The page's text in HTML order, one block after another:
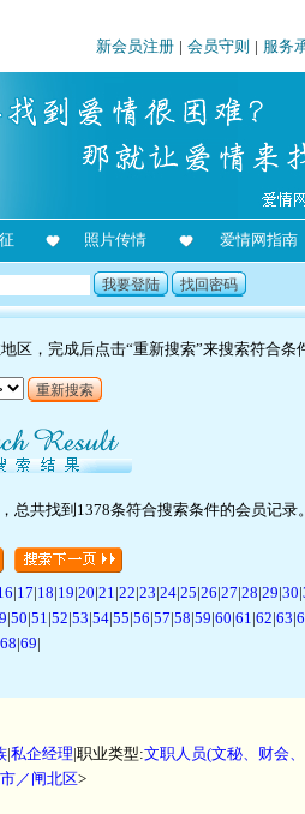
新会员注册 | 会员守则 | 服务
照片传情 爱情网指南
我要登陆 找回密码
区，完成后点击“重新搜索”来搜索符合条
重新搜索
总共找到1378条符合搜索条件的会员记录。
|17|18|19|20|21 |22|23|24|25|26|27|28|29|30|
|50|51 |52|53|54|55|56|57|58|59|60|61 |62|63|
68|69|
|私企经理|职业类型:文职人员(文秘、财会
／闸北区>